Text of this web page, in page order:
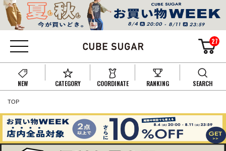
27
NEW CATEGORY COORDINATE RANKING SEARCH
TOP